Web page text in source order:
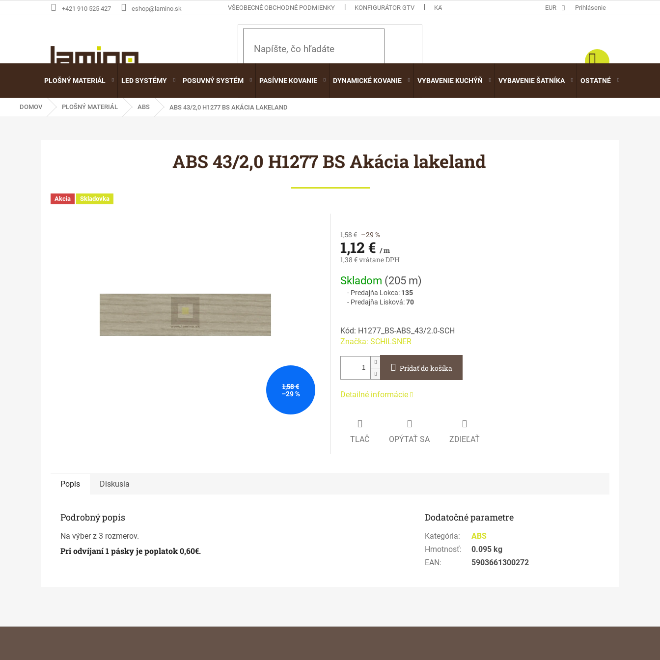
na
+421 910 525 427 eshop@lamino.sk VŠEOBECNÉ OBCHODNÉ PODMIENKY KONFIGURÁTOR GTV KATALÓGY EUR Prihlásenie
HĽADAŤ
PLOŠNÝ MATERIÁL LED SYSTÉMY POSUVNÝ SYSTÉM PASÍVNE KOVANIE DYNAMICKÉ KOVANIE VYBAVENIE KUCHÝŇ VYBAVENIE ŠATNÍKA OSTATNÉ
DOMOV PLOŠNÝ MATERIÁL ABS ABS 43/2,0 H1277 BS AKÁCIA LAKELAND
ABS 43/2,0 H1277 BS Akácia lakeland
Akcia Skladovka
1,58 €
–29 %
1,58 € –29 %
1,12 € / m
1,38 € vrátane DPH
Jednotková
cena:
Skladom (205 m)
Predajňa Lokca: 135
Predajňa Lisková:70
Kód: H1277_BS-ABS_43/2.0-SCH
Značka: SCHILSNER
Pridať do košíka
Detailné informácie
TLAČ OPÝTAŤ SA ZDIEĽAŤ
Popis Diskusia
Podrobný popis
Na výber z 3 rozmerov.
Pri odvíjaní 1 pásky je poplatok 0,60€.
Dodatočné parametre
Kategória:
ABS
Hmotnosť:
0.095 kg
EAN: 5903661300272